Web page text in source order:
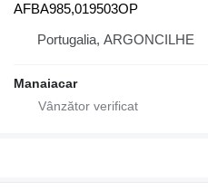
AFBA985,019503OP
Portugalia, ARGONCILHE
Manaiacar